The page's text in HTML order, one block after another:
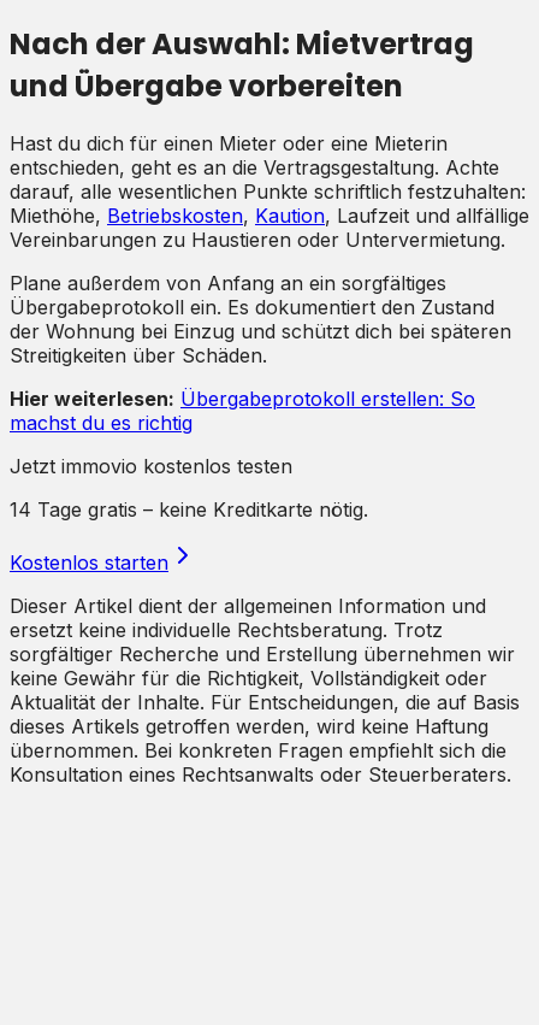
Nach der Auswahl: Mietvertrag
und Übergabe vorbereiten
Hast du dich für einen Mieter oder eine Mieterin
entschieden, geht es an die Vertragsgestaltung. Achte
darauf, alle wesentlichen Punkte schriftlich festzuhalten:
Miethöhe, Betriebskosten, Kaution, Laufzeit und allfällige
Vereinbarungen zu Haustieren oder Untervermietung.
Plane außerdem von Anfang an ein sorgfältiges
Übergabeprotokoll ein. Es dokumentiert den Zustand
der Wohnung bei Einzug und schützt dich bei späteren
Streitigkeiten über Schäden.
Hier weiterlesen: Übergabeprotokoll erstellen: So
machst du es richtig
Jetzt immovio kostenlos testen
14 Tage gratis – keine Kreditkarte nötig.
Kostenlos starten
Dieser Artikel dient der allgemeinen Information und
ersetzt keine individuelle Rechtsberatung. Trotz
sorgfältiger Recherche und Erstellung übernehmen wir
keine Gewähr für die Richtigkeit, Vollständigkeit oder
Aktualität der Inhalte. Für Entscheidungen, die auf Basis
dieses Artikels getroffen werden, wird keine Haftung
übernommen. Bei konkreten Fragen empfiehlt sich die
Konsultation eines Rechtsanwalts oder Steuerberaters.